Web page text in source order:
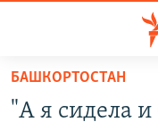
упрощенного
доступа
ПРОГРАММЫ
БАШКОРТОСТАН
"А я сидела и